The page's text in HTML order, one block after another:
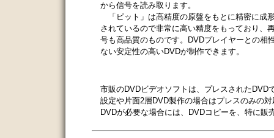
から信号を読み取ります。
「ピット」は高精度の原盤をもとに精密に成
されているので非常に高い精度をもっており、
号も高品質のものです。DVDプレイヤーとの相
ない安定性の高いDVDが制作できます。
市販のDVDビデオソフトは、プレスされた
設定や片面2層DVD製作の場合はプレスのみの
DVDが必要な場合には、DVDコピーを、特に